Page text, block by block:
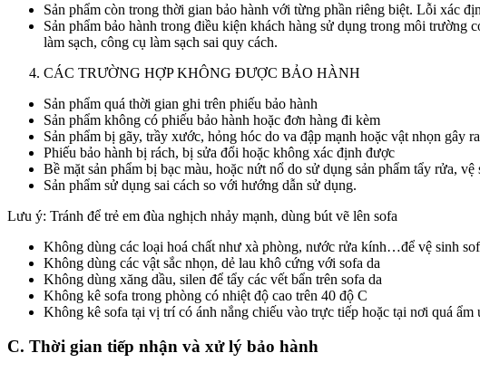
Sản phẩm còn trong thời gian bảo hành với từng phần riêng biệt. Lỗi xác
Sản phẩm bảo hành trong điều kiện khách hàng sử dụng trong môi
làm sạch, công cụ làm sạch sai quy cách.
CÁC TRƯỜNG HỢP KHÔNG ĐƯỢC BẢO HÀNH
Sản phẩm quá thời gian ghi trên phiếu bảo hành
Sản phẩm không có phiếu bảo hành hoặc đơn hàng đi kèm
Sản phẩm bị gãy, trầy xước, hỏng hóc do va đập mạnh hoặc vật nhọn gây ra
Phiếu bảo hành bị rách, bị sửa đổi hoặc không xác định được
Bề mặt sản phẩm bị bạc màu, hoặc nứt nổ do sử dụng sản phẩm tẩy rửa,
Sản phẩm sử dụng sai cách so với hướng dẫn sử dụng.
Lưu ý: Tránh để trẻ em đùa nghịch nhảy mạnh, dùng bút vẽ lên sofa
Không dùng các loại hoá chất như xà phòng, nước rửa kính…để vệ sinh
Không dùng các vật sắc nhọn, dẻ lau khô cứng với sofa da
Không dùng xăng dầu, silen để tẩy các vết bẩn trên sofa da
Không kê sofa trong phòng có nhiệt độ cao trên 40 độ C
Không kê sofa tại vị trí có ánh nắng chiếu vào trực tiếp hoặc tại nơi quá ẩm
C. Thời gian tiếp nhận và xử lý bảo hành